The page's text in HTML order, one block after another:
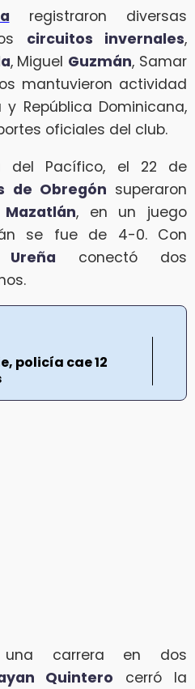
registraron diversas
circuitos invernales,
, Miguel Guzmán, Samar
mantuvieron actividad
y República Dominicana,
oficiales del club.
del Pacífico, el 22 de
de Obregón superaron
, en un juego
se fue de 4-0. Con
conectó dos
policía cae 12
carrera en dos
Quintero cerró la